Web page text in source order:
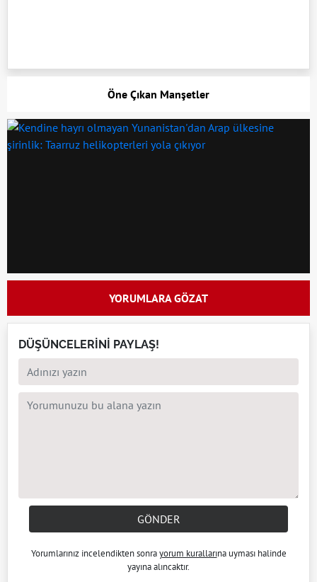
Öne Çıkan Manşetler
YORUMLARA GÖZAT
DÜŞÜNCELERİNİ PAYLAŞ!
GÖNDER
Yorumlarınız incelendikten sonrayorum kurallarına uyması halinde
yayına alıncaktır.